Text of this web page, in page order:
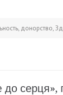
, донорство,
серця»,